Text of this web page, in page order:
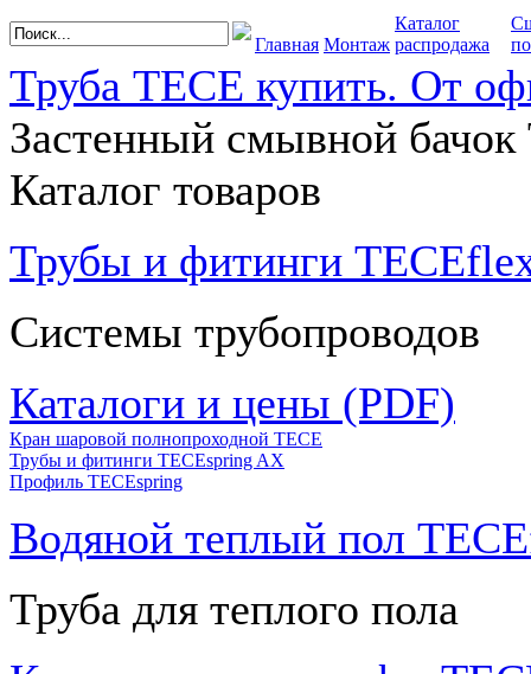
Главная Монтаж
Каталог
распродажа
Труба TECE купить. От
Застенный смывной
Каталог товаров
Трубы и фитинги
Системы трубопроводов
Каталоги и цены (PDF)
Кран шаровой полнопроходной ТЕСЕ
Трубы и фитинги TECEspring AX
Профиль TECEspring
Водяной теплый пол
Труба для теплого пола